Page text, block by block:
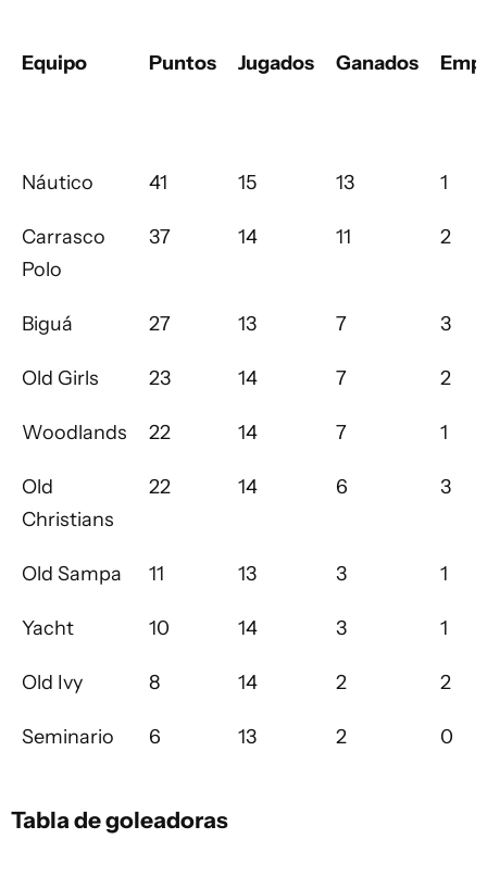
Equipo Puntos Jugados Ganados
Náutico 41 15 13 1
Carrasco
Polo
37 14 11 2
Biguá 27 13 7 3
Old Girls 23 14 7 2
Woodlands 22 14 7 1
Old
Christians
22 14 6 3
Old Sampa 11 13 3 1
Yacht 10 14 3 1
Old Ivy 8 14 2 2
Seminario 6 13 2 0
Tabla de goleadoras